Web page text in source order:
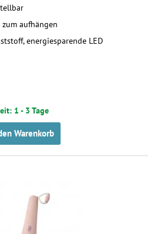
aufhängen
energiesparende LED
1 - 3 Tage
Warenkorb